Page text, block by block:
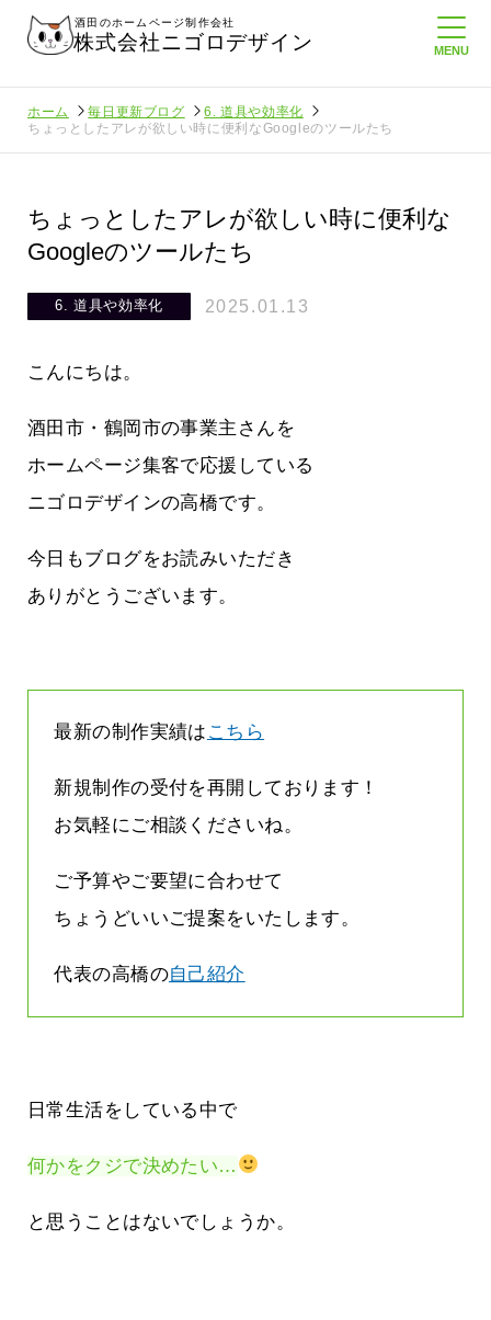
酒田のホームページ制作会社
株式会社ニゴロデザイン
ホーム 毎日更新ブログ
6. 道具や効率化
ちょっとしたアレが欲しい時に便利なGoogleのツールたち
ちょっとしたアレが欲しい時に便利な
Googleのツールたち
6. 道具や効率化 2025.01.13
こんにちは。
酒田市・鶴岡市の事業主さんを
ホームページ集客で応援している
ニゴロデザインの高橋です。
今日もブログをお読みいただき
ありがとうございます。
最新の制作実績は こちら
新規制作の受付を再開しております！
お気軽にご相談くださいね。
ご予算やご要望に合わせて
ちょうどいいご提案をいたします。
代表の高橋の自己紹介
日常生活をしている中で
何かをクジで決めたい…
と思うことはないでしょうか。
より利
って
酒田商工会議所さんへニゴロ通信を持
って行くときって8～9割方雨なんです
よね